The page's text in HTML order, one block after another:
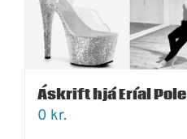
Áskrift hjá Eríal Pole
0 kr.